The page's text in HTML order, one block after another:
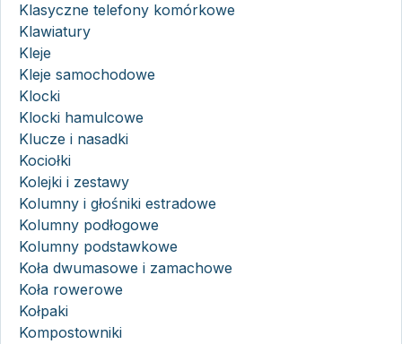
Klasyczne telefony komórkowe
Klawiatury
Kleje
Kleje samochodowe
Klocki
Klocki hamulcowe
Klucze i nasadki
Kociołki
Kolejki i zestawy
Kolumny i głośniki estradowe
Kolumny podłogowe
Kolumny podstawkowe
Koła dwumasowe i zamachowe
Koła rowerowe
Kołpaki
Kompostowniki